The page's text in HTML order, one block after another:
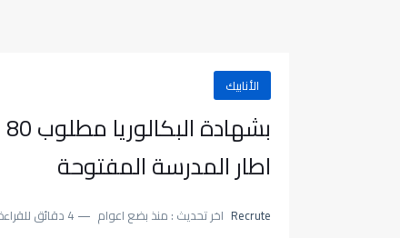
الأنابيك
اطار المدرسة المفتوحة
Recrute اخر تحديث : منذ بضع اعوام 4 دقائق للقراءة